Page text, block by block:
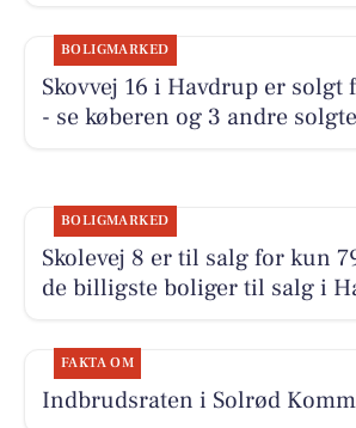
BOLIGMARKED
Skovvej 16 i Havdrup er solgt
- se køberen og 3 andre
BOLIGMARKED
Skolevej 8 er til salg for kun
de billigste boliger til salg i
FAKTA OM
Indbrudsraten i Solrød